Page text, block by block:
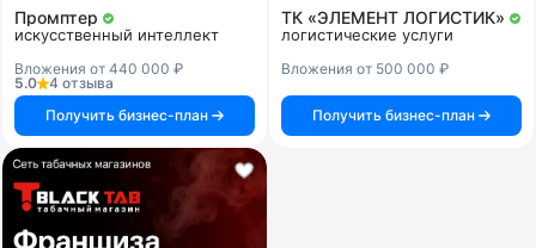
Промптер
искусственный интеллект
Вложения от 440 000 ₽
5.0
4 отзыва
Получить бизнес-план
ТК «ЭЛЕМЕНТ ЛОГИСТИК»
логистические услуги
Вложения от 500 000 ₽
Получить бизнес-план